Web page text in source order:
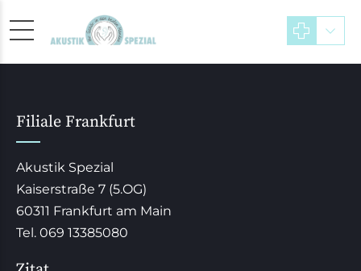
Filiale Frankfurt
Akustik Spezial
Kaiserstraße 7 (5.OG)
60311 Frankfurt am Main
Tel. 069 13385080